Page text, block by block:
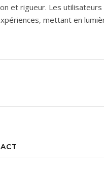
et rigueur. Les
mettant en